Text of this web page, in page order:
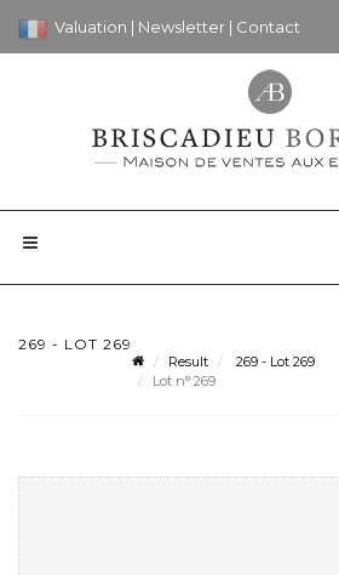
Valuation | Newsletter | Contact
269 - LOT 269
Result
269 - Lot 269
Lot n° 269